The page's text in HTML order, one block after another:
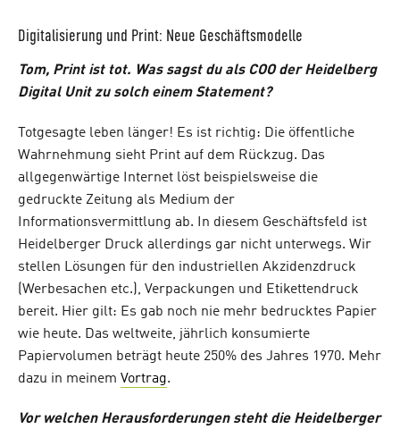
Digitalisierung und Print: Neue Geschäftsmodelle
Tom, Print ist tot. Was sagst du als COO der Heidelberg
Digital Unit zu solch einem Statement?
Totgesagte leben länger! Es ist richtig: Die öffentliche
Wahrnehmung sieht Print auf dem Rückzug. Das
allgegenwärtige Internet löst beispielsweise die
gedruckte Zeitung als Medium der
Informationsvermittlung ab. In diesem Geschäftsfeld ist
Heidelberger Druck allerdings gar nicht unterwegs. Wir
stellen Lösungen für den industriellen Akzidenzdruck
(Werbesachen etc.), Verpackungen und Etikettendruck
bereit. Hier gilt: Es gab noch nie mehr bedrucktes Papier
wie heute. Das weltweite, jährlich konsumierte
Papiervolumen beträgt heute 250% des Jahres 1970. Mehr
dazu in meinem Vortrag.
Vor welchen Herausforderungen steht die Heidelberger